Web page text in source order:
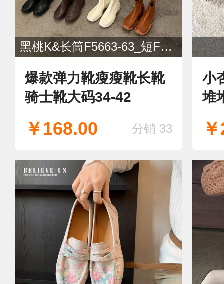
黑桃K&长筒F5663-63_短F5663-65
爆款弹力靴瘦瘦靴长靴
骑士靴大码34-42
￥168.00 分销 33
小
堆